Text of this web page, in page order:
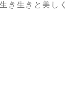
き生きと美しく